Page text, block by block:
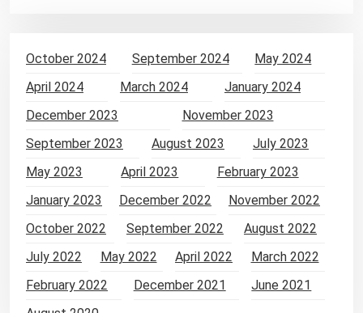
a
v
i
g
a
t
i
o
n
October 2024 September 2024
May 2024
April 2024
March 2024
January 2024
December 2023
November 2023
September 2023
August 2023
July 2023
May 2023
April 2023
February 2023
January 2023
December 2022
November 2022
October 2022
September 2022
August 2022
July 2022
May 2022 April 2022
March 2022
February 2022
December 2021
June 2021